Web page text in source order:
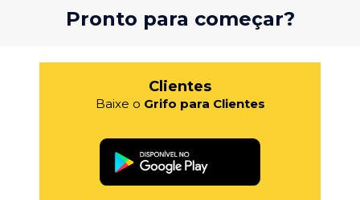
Pronto para começar?
Clientes
Baixe o Grifo para Clientes